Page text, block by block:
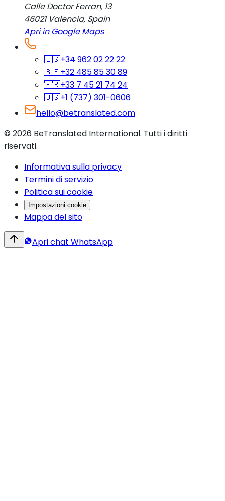
Calle Doctor Ferran, 13
46021 Valencia, Spain
Apri in Google Maps
🇪🇸+34 962 02 22 22
🇧🇪+32 485 85 30 89
🇫🇷+33 7 45 21 74 24
🇺🇸+1 (737) 301-0606
hello@betranslated.com
© 2026 BeTranslated International. Tutti i diritti
riservati.
Informativa sulla privacy
Termini di servizio
Politica sui cookie
Impostazioni cookie
Mappa del sito
Apri chat WhatsApp